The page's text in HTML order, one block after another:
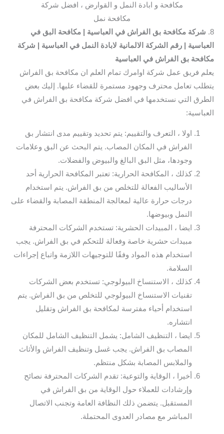
مكافحة و ابادة النمل و القوارض ، افضل شركة
مكافحة نمل
8. شركة مكافحة بق الفراش في العباسية | مكافحة البق في
العباسية | رقم الشركة الالمانية لابادة النمل في العباسية | شركة
مكافحة بق الفراش في العباسية
يعلم فريق عمل شركة اوامرك تمام العلم ان مكافحة بق الفراش
يتطلب تعامل محترف وجهود مستمرة للقضاء عليها. إليك بعض
الطرق التي نستخدمها في افضل شركة مكافحة بق الفراش في
العباسية:
اولا ، التعرف والتقييم: يتم تحديد وتقييم مدى انتشار بق
الفراش في المكان المصاب. يتم البحث عن البق وعلامات
وجودها، مثل البق البالغ والبيوض والفضلات.
كذلك ، المكافحة الحرارية: تعتبر المكافحة الحرارية أحد
الأساليب الفعالة للتخلص من بق الفراش. يتم استخدام
درجات حرارة عالية لمعالجة المنطقة المصابة والقضاء على
النمل وبيوضها.
ايضا ، المبيدات الحشرية: تستخدم الشركات المحترفة
مبيدات حشرية خاصة وفعالة للتحكم في بق الفراش. يجب
استخدام هذه المواد وفقًا للتوجيهات اللازمة واتباع إجراءات
السلامة.
كذلك ، الاستنساخ البيولوجي: تستخدم بعض الشركات
تقنيات الاستنساخ البيولوجي للتخلص من بق الفراش. يتم
استخدام أحياء مفترسة لمكافحة بق الفراش وتقليل
انتشاره.
ايضا ، التنظيف الشامل: يشمل التنظيف الشامل للمكان
المصاب بق الفراش. يجب غسل وتنظيف الفراش والأثاث
والملابس المصابة بشكل منتظم.
أخيرا ، الوقاية والتوعية: تقدم الشركات المحترفة نصائح
وإرشادات للعملاء حول الوقاية من بق الفراش في
المستقبل. يتضمن ذلك النظافة العامة وتجنب الاتصال
المباشر مع مصادر العدوى المحتملة.